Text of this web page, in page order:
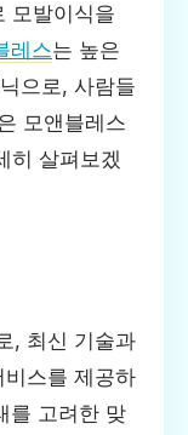
모발이식을
레스는 높은
으로, 사람들
모앤블레스
히 살펴보겠
, 최신 기술과
스를 제공하
를 고려한 맞